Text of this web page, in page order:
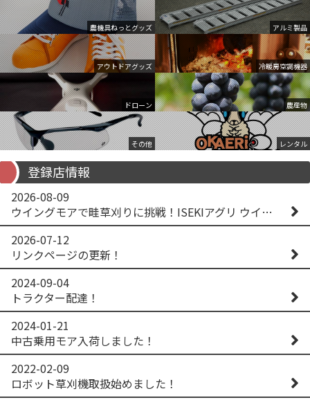
農機具ねっとグッズ アルミ製品
アウトドアグッズ 冷暖房空調機器
ドローン 農産物
その他 レンタル
登録店情報
2026-08-09
ウイングモアで畦草刈りに挑戦！ISEKIアグリ ウイングモア WM746AF
2026-07-12
リンクページの更新！
2024-09-04
トラクター配達！
2024-01-21
中古乗用モア入荷しました！
2022-02-09
ロボット草刈機取扱始めました！